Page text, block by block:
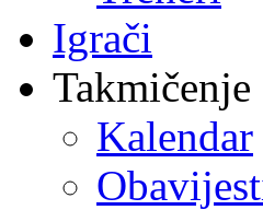
Igrači
Takmičenje
Kalendar